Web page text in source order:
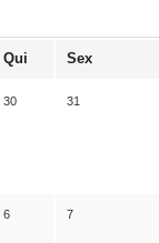
Qui Sex
30 31
6 7